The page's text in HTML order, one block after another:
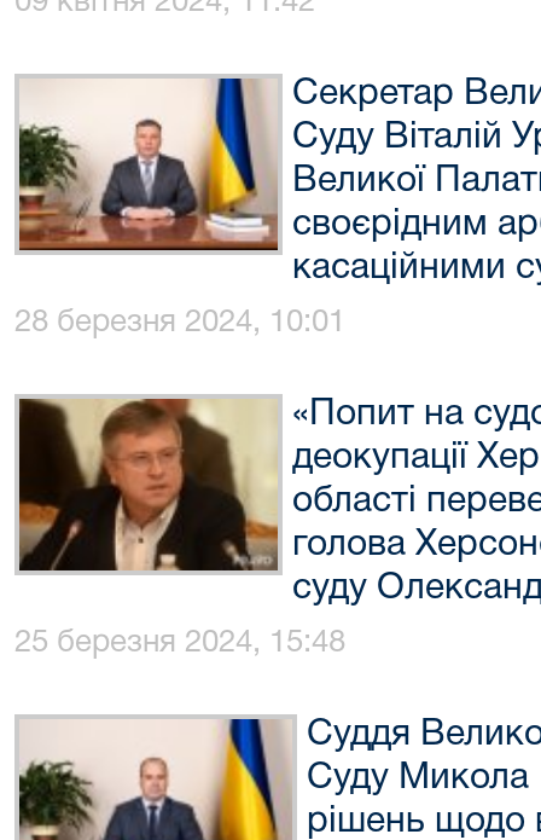
Секретар
Суду Віталій
Великої
своєрідним
касаційними
28 березня 2024, 10:01
«Попит на
деокупації
області
голова
суду
25 березня 2024, 15:48
Суддя
Суду Микола
рішень щодо